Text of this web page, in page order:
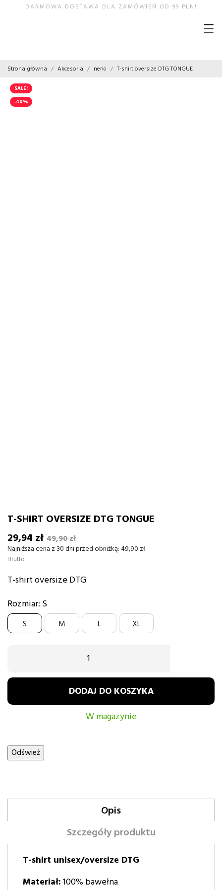
DARMOWA DOSTAWA DLA ZAMÓWIEŃ OD 99 PLN!
Strona główna Akcesoria nerki T-shirt oversize DTG TONGUE
SALE!
-40%
T-SHIRT OVERSIZE DTG TONGUE
29,94 zł 49,90 zł
Najniższa cena z 30 dni przed obniżką:49,90 zł
Brutto
T-shirt oversize DTG
Rozmiar: S
S M L XL
DODAJ DO KOSZYKA
W magazynie
Opis
Szczegóły produktu
T-shirt unisex/oversize DTG
Materiał:100% bawełna